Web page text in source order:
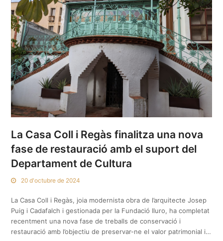
La Casa Coll i Regàs finalitza una nova
fase de restauració amb el suport del
Departament de Cultura
20 d'octubre de 2024
La Casa Coll i Regàs, joia modernista obra de l’arquitecte Josep
Puig i Cadafalch i gestionada per la Fundació Iluro, ha completat
recentment una nova fase de treballs de conservació i
restauració amb l’objectiu de preservar-ne el valor patrimonial i…